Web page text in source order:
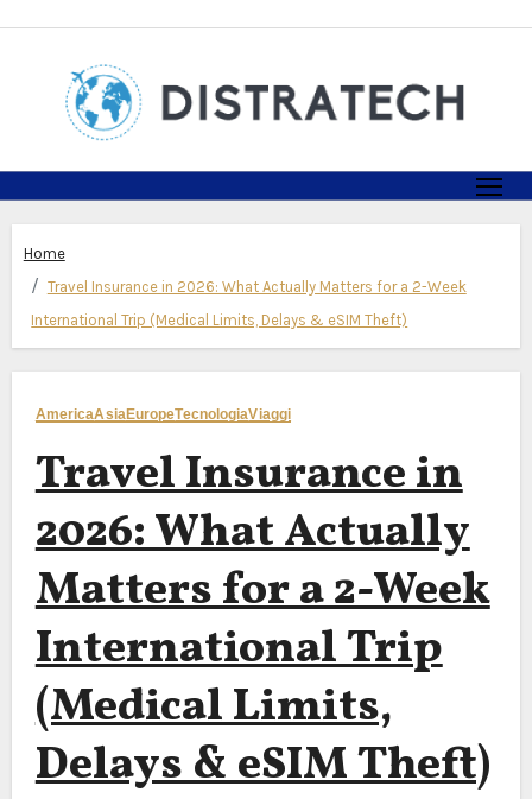
Home
Travel Insurance in 2026: What Actually Matters for a 2-Week
International Trip (Medical Limits, Delays & eSIM Theft)
AmericaAsiaEuropeTecnologiaViaggi
Travel Insurance in
2026: What Actually
Matters for a 2-Week
International Trip
(Medical Limits,
Delays & eSIM Theft)